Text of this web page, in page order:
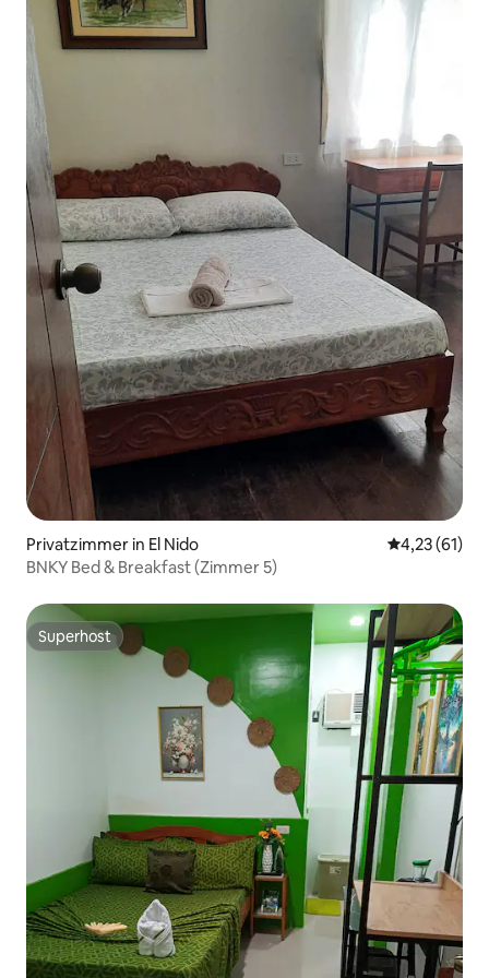
Privatzimmer in El Nido
4,23 (61)
BNKY Bed & Breakfast (Zimmer 5)
Superhost
Superhost